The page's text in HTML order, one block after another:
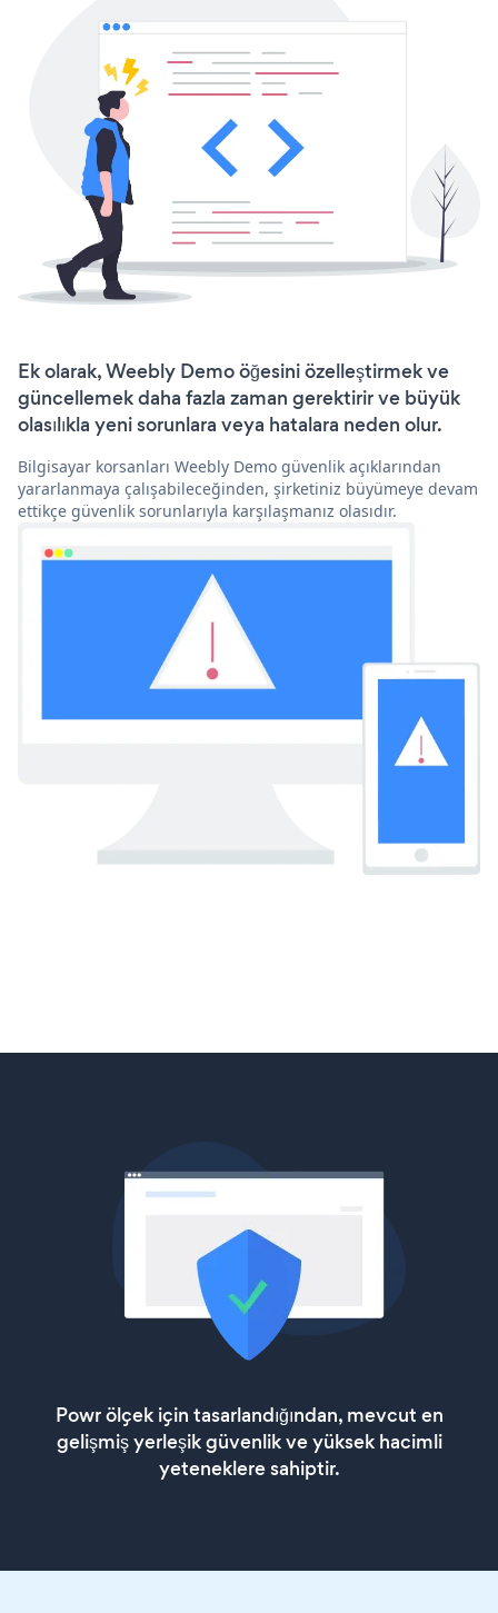
Ek olarak, Weebly Demo öğesini özelleştirmek ve
güncellemek daha fazla zaman gerektirir ve büyük
olasılıkla yeni sorunlara veya hatalara neden olur.
Bilgisayar korsanları Weebly Demo güvenlik açıklarından
yararlanmaya çalışabileceğinden, şirketiniz büyümeye devam
ettikçe güvenlik sorunlarıyla karşılaşmanız olasıdır.
Powr ölçek için tasarlandığından, mevcut en
gelişmiş yerleşik güvenlik ve yüksek hacimli
yeteneklere sahiptir.